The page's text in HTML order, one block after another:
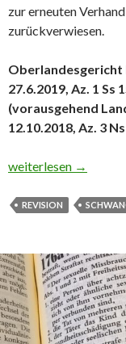
zur erneuten
zurückverwiesen.
Oberlandesgericht
27.6.2019, Az. 1 Ss
(vorausgehend
12.10.2018, Az. 3
Urteil wegen
weiterlesen →
REVISION